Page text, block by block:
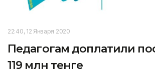
22:40, 12 Января 2020
Педагогам доплатили
119 млн тенге